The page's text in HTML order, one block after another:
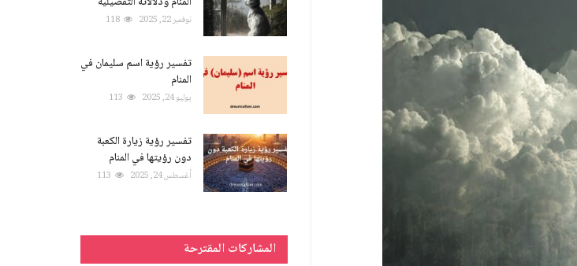
نوفمبر 22, 2025 118
تفسير رؤية اسم سليمان في
المنام
يوليو 24, 2025 113
تفسير رؤية زيارة الكعبة
دون رؤيتها في المنام
أغسطس 24, 2025 113
المشاركات المقترحة